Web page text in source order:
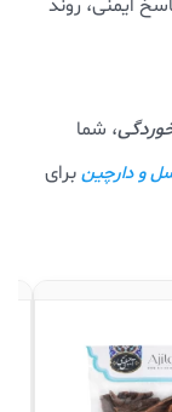
ایمنی، روند
، شما
و دارچینبرای